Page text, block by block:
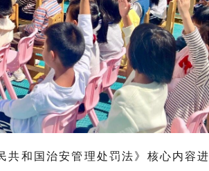
共和国治安管理处罚法》核心内容进